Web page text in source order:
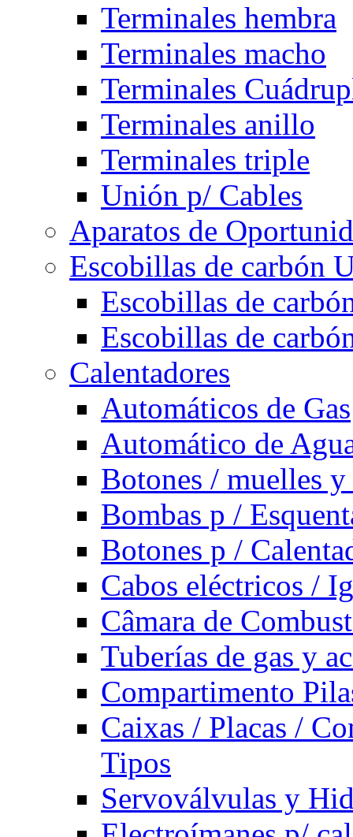
Terminales hembra
Terminales macho
Terminales
Terminales anillo
Terminales triple
Unión p/ Cables
Aparatos de
Escobillas de carbón
Escobillas de
Escobillas de
Calentadores
Automáticos de Gas
Automático de
Botones / muelles
Bombas p /
Botones p /
Cabos eléctricos /
Câmara de
Tuberías de gas y
Compartimento
Caixas / Placas /
Tipos
Servoválvulas y